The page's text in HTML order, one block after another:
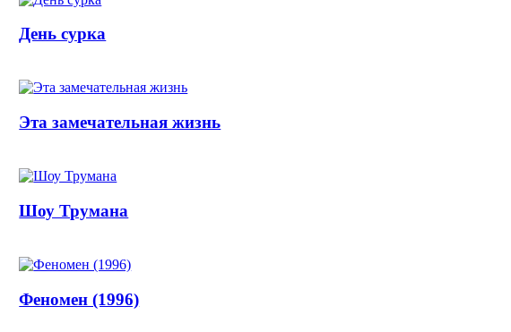
День сурка
Эта замечательная жизнь
Шоу Трумана
Феномен (1996)